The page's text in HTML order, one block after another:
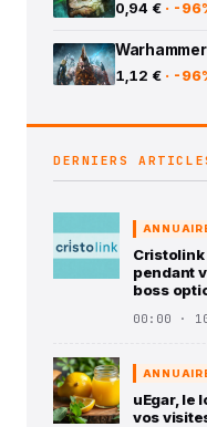
0,94 € · -
1,12 € · -
DERNIERS
Cristolink
pendant
boss
00:00 ·
uEgar, le
vos